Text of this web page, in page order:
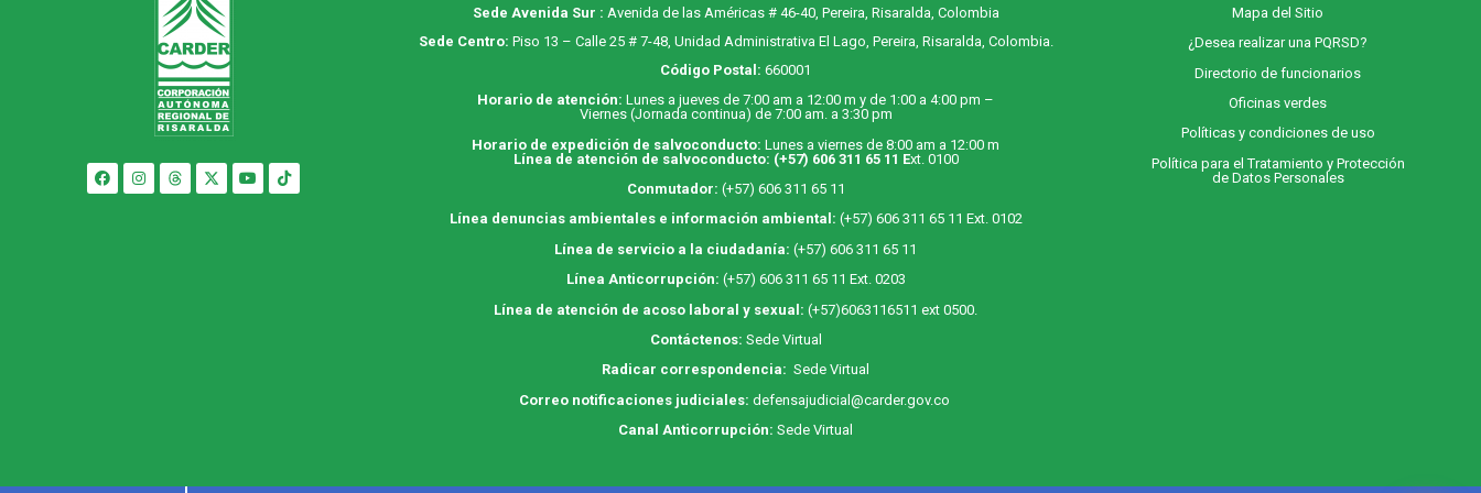
Sede Avenida Sur : Avenida de las Américas # 46-40, Pereira, Risaralda, Colombia
Sede Centro: Piso 13 – Calle 25 # 7-48, Unidad Administrativa El Lago, Pereira, Risaralda, Colombia.
Código Postal: 660001
Horario de atención:Lunes a jueves de 7:00 am a 12:00 m y de 1:00 a 4:00 pm –
Viernes (Jornada continua) de 7:00 am. a 3:30 pm
Horario de expedición de salvoconducto:Lunes a viernes de 8:00 am a 12:00 m
Línea de atención de salvoconducto: (+57) 606 311 65 11 Ext. 0100
Conmutador: (+57) 606 311 65 11
Línea denuncias ambientales e información ambiental: (+57) 606 311 65 11 Ext. 0102
Línea de servicio a la ciudadanía: (+57) 606 311 65 11
Línea Anticorrupción: (+57) 606 311 65 11 Ext. 0203
Línea de atención de acoso laboral y sexual: (+57)6063116511 ext 0500.
Contáctenos: Sede Virtual
Radicar correspondencia: Sede Virtual
Correo notificaciones judiciales: defensajudicial@carder.gov.co
Canal Anticorrupción: Sede Virtual
Mapa del Sitio
¿Desea realizar una PQRSD?
Directorio de funcionarios
Oficinas verdes
Políticas y condiciones de uso
Política para el Tratamiento y Protección
de Datos Personales